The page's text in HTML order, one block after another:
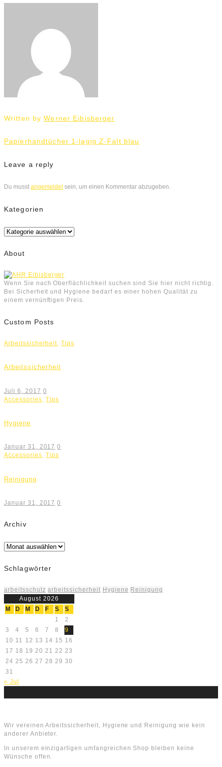
Written byWerner Eibisberger
Beitrags-
Navigation
Papierhandtücher 1-lagig Z-Falt blau
Leave a reply
Du musst angemeldetsein, um einen Kommentar abzugeben.
Kategorien
Kategorien
About
Wenn Sie nach Oberflächlichkeit suchen sind Sie hier nicht richtig.
Bei Sicherheit und Hygiene bedarf es einer hohen Qualität zu
einem vernünftigen Preis.
Custom Posts
Arbeitssicherheit,Tips
Arbeitssicherheit
Juli 6, 2017 0
Accessories ,Tips
Hygiene
Januar 31, 2017 0
Accessories,Tips
Reinigung
Januar 31, 2017 0
Archiv
Archiv
Schlagwörter
arbeitsschutz arbeitssicherheit Hygiene Reinigung
August 2026
M
D M D F S
S
1
2
3
4 5 6 7 8
9
10 11 12 13 14 15 16
17 18 19 20 21 22 23
24 25 26 27 28 29 30
31
« Jul
Wir vereinen Arbeitssicherheit, Hygiene und Reinigung wie kein
anderer Anbieter.
In unserem einzigartigen umfangreichen Shop bleiben keine
Wünsche offen.